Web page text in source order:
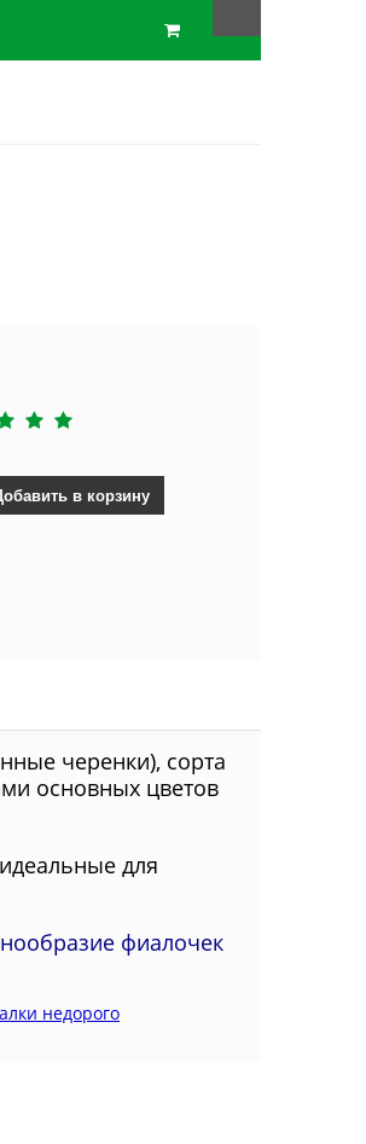
в корзину
черенки), сорта
основных цветов
для
фиалочек
недорого